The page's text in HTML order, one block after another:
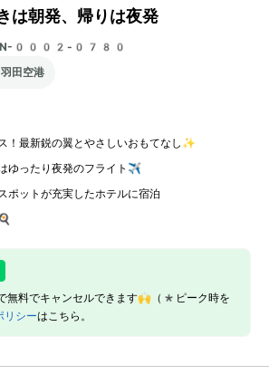
は朝発、帰りは夜発
0002-0780
羽田空港
！最新鋭の翼とやさしいおもてなし✨
ゆったり夜発のフライト✈️
ポットが充実したホテルに宿泊
料でキャンセルできます🙌（*ピーク時を
リシーはこちら。